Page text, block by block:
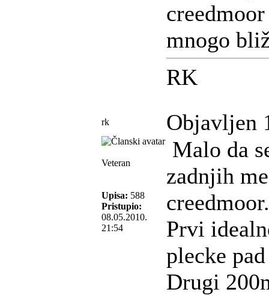
mnogo
RK
rk Objavljen
Veteran
Upisa: 588
Pristupio:
08.05.2010.
21:54
Malo da
zadnjih
creedmoor.
Prvi
plecke
Drugi